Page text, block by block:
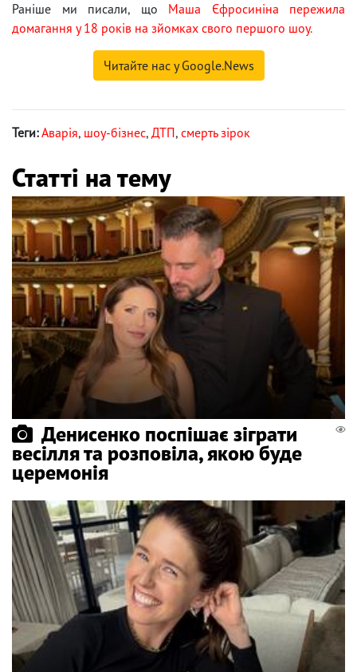
Раніше ми писали, що Маша Єфросиніна пережила
домагання у 18 років на зйомках свого першого шоу.
Читайте нас у Google.News
Теги:Аварія, шоу-бізнес, ДТП, смерть зірок
Статті на тему
Денисенко поспішає зіграти
весілля та розповіла, якою буде
церемонія